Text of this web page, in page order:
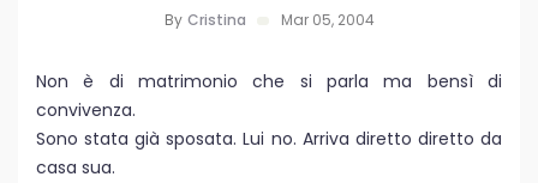
By Cristina Mar 05, 2004
Non è di matrimonio che si parla ma bensì di
convivenza.
Sono stata già sposata. Lui no. Arriva diretto diretto da
casa sua.